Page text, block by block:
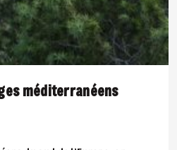
méditerranéens